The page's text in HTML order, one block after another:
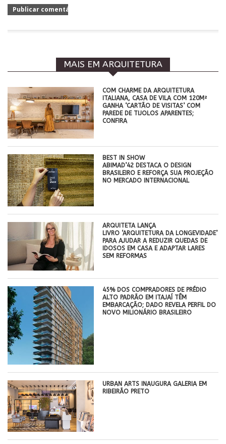
MAIS EM ARQUITETURA
COM CHARME DA ARQUITETURA
ITALIANA, CASA DE VILA COM 120M²
GANHA ‘CARTÃO DE VISITAS’ COM
PAREDE DE TIJOLOS APARENTES;
CONFIRA
BEST IN SHOW
ABIMAD’42 DESTACA O DESIGN
BRASILEIRO E REFORÇA SUA PROJEÇÃO
NO MERCADO INTERNACIONAL
ARQUITETA LANÇA
LIVRO ‘ARQUITETURA DA LONGEVIDADE’
PARA AJUDAR A REDUZIR QUEDAS DE
IDOSOS EM CASA E ADAPTAR LARES
SEM REFORMAS
45% DOS COMPRADORES DE PRÉDIO
ALTO PADRÃO EM ITAJAÍ TÊM
EMBARCAÇÃO; DADO REVELA PERFIL DO
NOVO MILIONÁRIO BRASILEIRO
​URBAN ARTS INAUGURA GALERIA EM
RIBEIRÃO PRETO